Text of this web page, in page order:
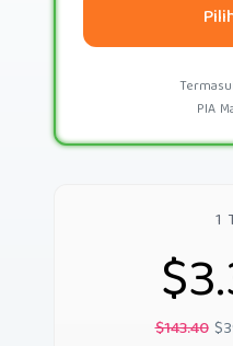
PIA
1
$143.40